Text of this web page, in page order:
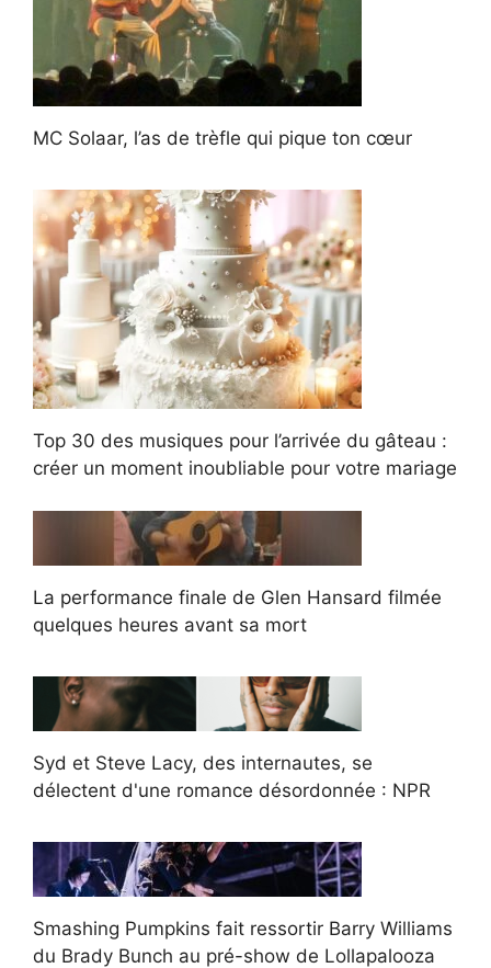
MC Solaar, l’as de trèfle qui pique ton cœur
Top 30 des musiques pour l’arrivée du gâteau :
créer un moment inoubliable pour votre mariage
La performance finale de Glen Hansard filmée
quelques heures avant sa mort
Syd et Steve Lacy, des internautes, se
délectent d'une romance désordonnée : NPR
Smashing Pumpkins fait ressortir Barry Williams
du Brady Bunch au pré-show de Lollapalooza